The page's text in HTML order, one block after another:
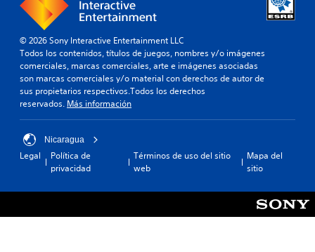
© 2026 Sony Interactive Entertainment LLC
Todos los contenidos, títulos de juegos, nombres y/o imágenes
comerciales, marcas comerciales, arte e imágenes asociadas
son marcas comerciales y/o material con derechos de autor de
sus propietarios respectivos.Todos los derechos
reservados. Más información
Nicaragua
Legal
Política de
privacidad
Términos de uso del sitio
web
Mapa del
sitio